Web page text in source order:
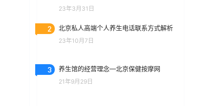
23年3月31日
2 北京私人高端个人养生电话联系方式解析
23年10月7日
3 养生馆的经营理念—北京保健按摩网
21年9月29日